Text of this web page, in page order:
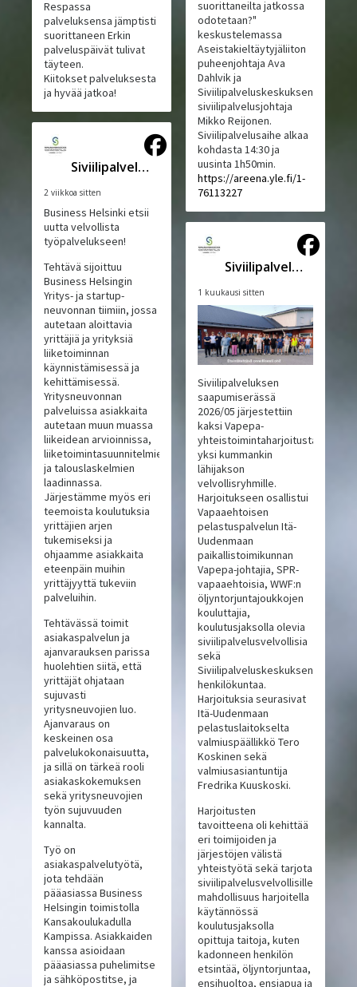
Respassa
palveluksensa jämptisti
suorittaneen Erkin
palveluspäivät tulivat
täyteen.
Kiitokset palveluksesta
ja hyvää jatkoa!
Siviilipalveluskeskus
2 viikkoa sitten
Business Helsinki etsii
uutta velvollista
työpalvelukseen!
Tehtävä sijoittuu
Business Helsingin
Yritys- ja startup-
neuvonnan tiimiin, jossa
autetaan aloittavia
yrittäjiä ja yrityksiä
liiketoiminnan
käynnistämisessä ja
kehittämisessä.
Yritysneuvonnan
palveluissa asiakkaita
autetaan muun muassa
liikeidean arvioinnissa,
liiketoimintasuunnitelmien
ja talouslaskelmien
laadinnassa.
Järjestämme myös eri
teemoista koulutuksia
yrittäjien arjen
tukemiseksi ja
ohjaamme asiakkaita
eteenpäin muihin
yrittäjyyttä tukeviin
palveluihin.
Tehtävässä toimit
asiakaspalvelun ja
ajanvarauksen parissa
huolehtien siitä, että
yrittäjät ohjataan
sujuvasti
yritysneuvojien luo.
Ajanvaraus on
keskeinen osa
palvelukokonaisuutta,
ja sillä on tärkeä rooli
asiakaskokemuksen
sekä yritysneuvojien
työn sujuvuuden
kannalta.
Työ on
asiakaspalvelutyötä,
jota tehdään
pääasiassa Business
Helsingin toimistolla
Kansakoulukadulla
Kampissa. Asiakkaiden
kanssa asioidaan
pääasiassa puhelimitse
ja sähköpostitse, ja
suorittaneilta jatkossa
odotetaan?"
keskustelemassa
Aseistakieltäytyjäliiton
puheenjohtaja Ava
Dahlvik ja
Siviilipalveluskeskuksen
siviilipalvelusjohtaja
Mikko Reijonen.
Siviilipalvelusaihe alkaa
kohdasta 14:30 ja
uusinta 1h50min.
https://areena.yle.fi/1-
76113227
Siviilipalveluskeskus
1 kuukausi sitten
Siviilipalveluksen
saapumiserässä
2026/05 järjestettiin
kaksi Vapepa-
yhteistoimintaharjoitusta,
yksi kummankin
lähijakson
velvollisryhmille.
Harjoitukseen osallistui
Vapaaehtoisen
pelastuspalvelun Itä-
Uudenmaan
paikallistoimikunnan
Vapepa-johtajia, SPR-
vapaaehtoisia, WWF:n
öljyntorjuntajoukkojen
kouluttajia,
koulutusjaksolla olevia
siviilipalvelusvelvollisia
sekä
Siviilipalveluskeskuksen
henkilökuntaa.
Harjoituksia seurasivat
Itä-Uudenmaan
pelastuslaitokselta
valmiuspäällikkö Tero
Koskinen sekä
valmiusasiantuntija
Fredrika Kuuskoski.
Harjoitusten
tavoitteena oli kehittää
eri toimijoiden ja
järjestöjen välistä
yhteistyötä sekä tarjota
siviilipalvelusvelvollisille
mahdollisuus harjoitella
käytännössä
koulutusjaksolla
opittuja taitoja, kuten
kadonneen henkilön
etsintää, öljyntorjuntaa,
ensihuoltoa, ensiapua ja